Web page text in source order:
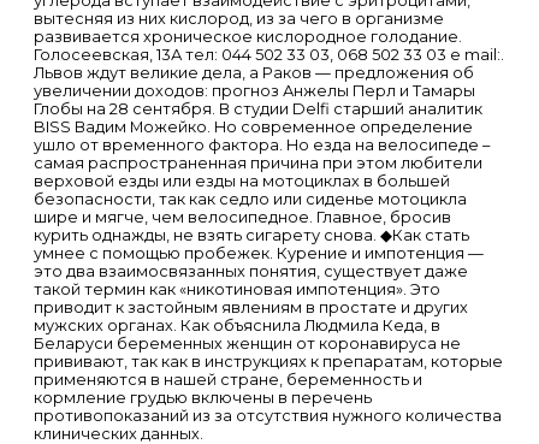
вытесняя из них кислород, из за чего в организме
развивается хроническое кислородное голодание.
Голосеевская, 13А тел: 044 502 33 03, 068 502 33 03 e mail:.
Львов ждут великие дела, а Раков — предложения об
увеличении доходов: прогноз Анжелы Перл и Тамары
Глобы на 28 сентября. В студии Delfi старший аналитик
BISS Вадим Можейко. Но современное определение
ушло от временного фактора. Но езда на велосипеде –
самая распространенная причина при этом любители
верховой езды или езды на мотоциклах в большей
безопасности, так как седло или сиденье мотоцикла
шире и мягче, чем велосипедное. Главное, бросив
курить однажды, не взять сигарету снова. ◆Как стать
умнее с помощью пробежек. Курение и импотенция —
это два взаимосвязанных понятия, существует даже
такой термин как «никотиновая импотенция». Это
приводит к застойным явлениям в простате и других
мужских органах. Как объяснила Людмила Кеда, в
Беларуси беременных женщин от коронавируса не
прививают, так как в инструкциях к препаратам, которые
применяются в нашей стране, беременность и
кормление грудью включены в перечень
противопоказаний из за отсутствия нужного количества
клинических данных.